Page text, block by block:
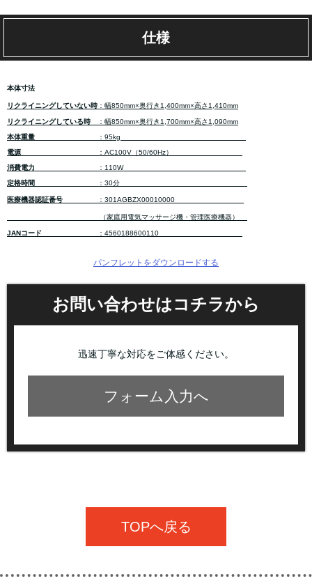
仕様
本体寸法
リクライニングしていない時 ：幅850mm×奥行き1,400mm×高さ1,410mm
リクライニングしている時 ：幅850mm×奥行き1,700mm×高さ1,090mm
本体重量
：95kg
電源
：AC100V（50/60Hz）
消費電力 ：110W
定格時間 ：30分
医療機器認証番号 ：301AGBZX00010000
（家庭用電気マッサージ機・管理医療機器）
JANコード ：4560188600110
パンフレットをダウンロードする
お問い合わせはコチラから
迅速丁寧な対応をご体感ください。
フォーム入力へ
TOPへ戻る